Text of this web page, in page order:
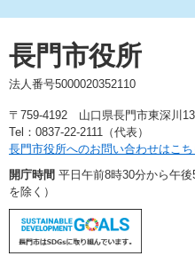
長門市役所
法人番号5000020352110
〒759-4192 山口県長門市東深川
Tel：0837-22-2111（代表）
長門市役所へのお問い合わせはこち
開庁時間 平日午前8時30分から午
を除く）